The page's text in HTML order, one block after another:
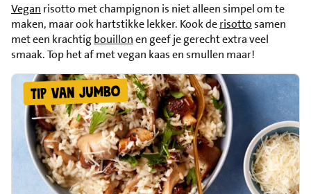
Vegan risotto met champignon is niet alleen simpel om te
maken, maar ook hartstikke lekker. Kook derisottosamen
met een krachtig bouillonen geef je gerecht extra veel
smaak. Top het af met vegan kaas en smullen maar!